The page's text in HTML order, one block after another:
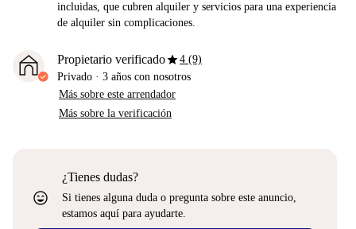
incluidas, que cubren alquiler y servicios para una experiencia
de alquiler sin complicaciones.
Propietario verificadostar4 (9)
Privado · 3 años con nosotros
Más sobre este arrendador
Más sobre la verificación
sentiment_very_satisfied
¿Tienes dudas?
Si tienes alguna duda o pregunta sobre este anuncio,
estamos aquí para ayudarte.